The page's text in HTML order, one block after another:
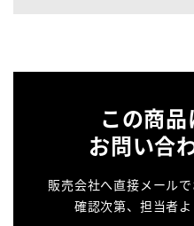
この商
お問い合
販売会社へ直接メール
確認次第、担当者よ